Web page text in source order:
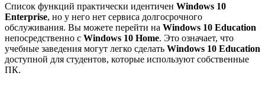
Список функций практически идентичен Windows 10
Enterprise, но у него нет сервиса долгосрочного
обслуживания. Вы можете перейти на Windows 10 Education
непосредственно с Windows 10 Home. Это означает, что
учебные заведения могут легко сделать Windows 10 Education
доступной для студентов, которые используют собственные
ПК.